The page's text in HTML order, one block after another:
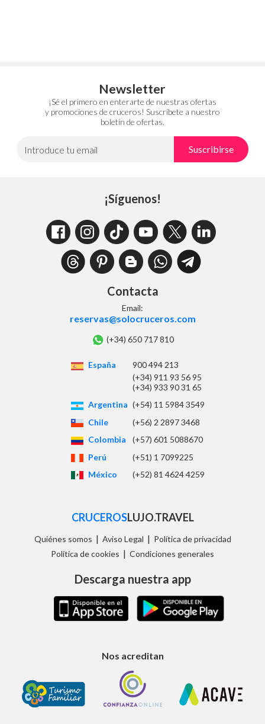
Newsletter
¡Sé el primero en enterarte de nuestras ofertas
y promociones de cruceros! Suscríbete a nuestro
boletín de ofertas.
Introduce tu email Suscribirse
¡Síguenos!
Contacta
Email:
reservas@solocruceros.com
(+34) 650 717 810
España
900 494 213
(+34) 911 93 56 95
(+34) 933 90 31 65
Argentina (+54) 11 5984 3549
Chile
(+56) 2 2897 3468
Colombia
(+57) 601 5088670
Perú
(+51) 1 7099225
México
(+52) 81 4624 4259
CRUCEROSLUJO.TRAVEL
Quiénes somos | Aviso Legal | Política de privacidad
Política de cookies | Condiciones generales
Descarga nuestra app
Nos acreditan